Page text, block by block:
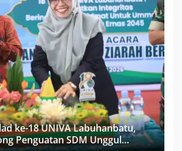
ke-18 UNIVA Labuhanbatu,
Penguatan SDM Unggul